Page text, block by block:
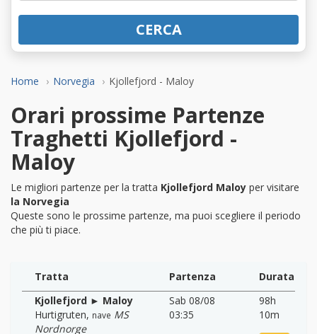
Home Norvegia Kjollefjord - Maloy
CERCA
Orari prossime Partenze
Traghetti Kjollefjord -
Maloy
Le migliori partenze per la tratta Kjollefjord Maloy per visitare
la Norvegia
Queste sono le prossime partenze, ma puoi scegliere il periodo
che più ti piace.
Tratta Partenza
Durata
Kjollefjord ► Maloy
Hurtigruten, nave MS
Nordnorge
Sab 08/08
03:35
98h
10m